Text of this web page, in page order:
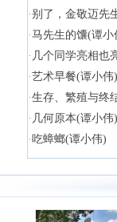
·别了，金敬迈先
·马先生的馕(谭小
· 几个同学亮相也
·艺术早餐(谭小伟)
·生存、繁殖与终
· 几何原本(谭小伟)
·吃蟑螂(谭小伟)